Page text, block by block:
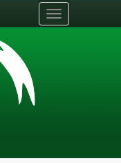
Toggle
navigation